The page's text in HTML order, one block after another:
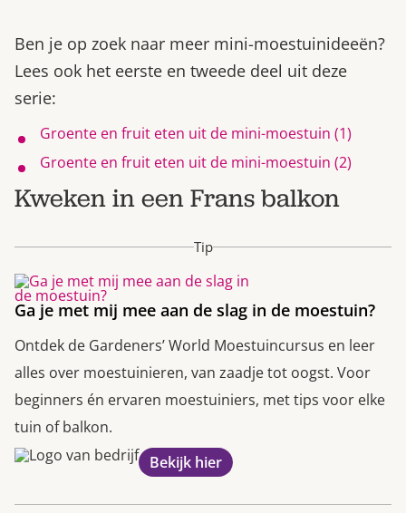
Ben je op zoek naar meer mini-moestuinideeën?
Lees ook het eerste en tweede deel uit deze
serie:
Groente en fruit eten uit de mini-moestuin (1)
Groente en fruit eten uit de mini-moestuin (2)
Kweken in een Frans balkon
Tip
Ga je met mij mee aan de slag in de moestuin?
Ontdek de Gardeners’ World Moestuincursus en leer
alles over moestuinieren, van zaadje tot oogst. Voor
beginners én ervaren moestuiniers, met tips voor elke
tuin of balkon.
Bekijk hier